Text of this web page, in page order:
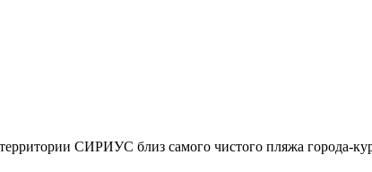
СИРИУС близ самого чистого пляжа города-